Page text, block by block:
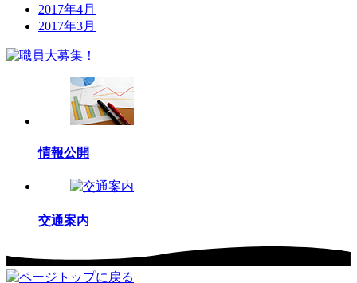
2017年4月
2017年3月
情報公開
交通案内